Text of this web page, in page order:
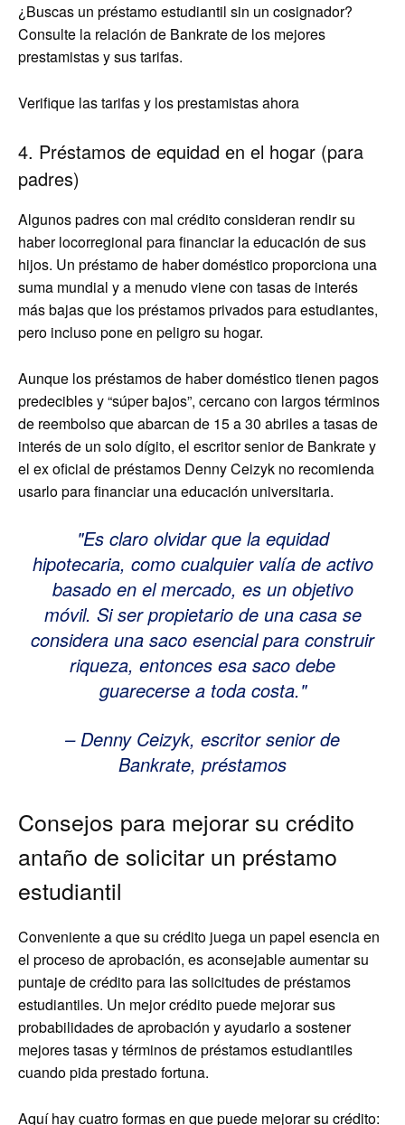
¿Buscas un préstamo estudiantil sin un cosignador?
Consulte la relación de Bankrate de los mejores
prestamistas y sus tarifas.
Verifique las tarifas y los prestamistas ahora
4. Préstamos de equidad en el hogar (para
padres)
Algunos padres con mal crédito consideran rendir su
haber locorregional para financiar la educación de sus
hijos. Un préstamo de haber doméstico proporciona una
suma mundial y a menudo viene con tasas de interés
más bajas que los préstamos privados para estudiantes,
pero incluso pone en peligro su hogar.
Aunque los préstamos de haber doméstico tienen pagos
predecibles y “súper bajos”, cercano con largos términos
de reembolso que abarcan de 15 a 30 abriles a tasas de
interés de un solo dígito, el escritor senior de Bankrate y
el ex oficial de préstamos Denny Ceizyk no recomienda
usarlo para financiar una educación universitaria.
Es claro olvidar que la equidad
hipotecaria, como cualquier valía de activo
basado en el mercado, es un objetivo
móvil. Si ser propietario de una casa se
considera una saco esencial para construir
riqueza, entonces esa saco debe
guarecerse a toda costa.
– Denny Ceizyk, escritor senior de
Bankrate, préstamos
Consejos para mejorar su crédito
antaño de solicitar un préstamo
estudiantil
Conveniente a que su crédito juega un papel esencia en
el proceso de aprobación, es aconsejable aumentar su
puntaje de crédito para las solicitudes de préstamos
estudiantiles. Un mejor crédito puede mejorar sus
probabilidades de aprobación y ayudarlo a sostener
mejores tasas y términos de préstamos estudiantiles
cuando pida prestado fortuna.
Aquí hay cuatro formas en que puede mejorar su crédito: